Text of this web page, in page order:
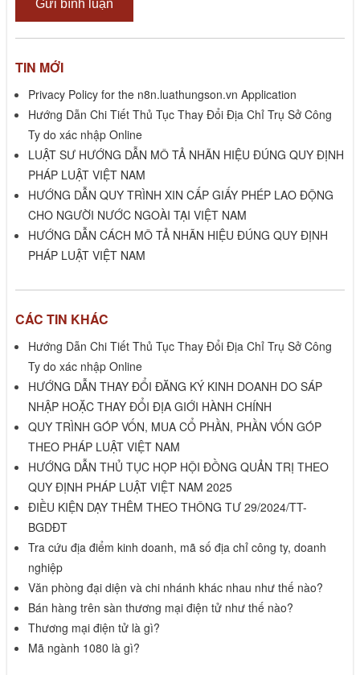
TIN MỚI
Privacy Policy for the n8n.luathungson.vn Application
Hướng Dẫn Chi Tiết Thủ Tục Thay Đổi Địa Chỉ Trụ Sở Công
Ty do xác nhập Online
LUẬT SƯ HƯỚNG DẪN MÔ TẢ NHÃN HIỆU ĐÚNG QUY ĐỊNH
PHÁP LUẬT VIỆT NAM
HƯỚNG DẪN QUY TRÌNH XIN CẤP GIẤY PHÉP LAO ĐỘNG
CHO NGƯỜI NƯỚC NGOÀI TẠI VIỆT NAM
HƯỚNG DẪN CÁCH MÔ TẢ NHÃN HIỆU ĐÚNG QUY ĐỊNH
PHÁP LUẬT VIỆT NAM
CÁC TIN KHÁC
Hướng Dẫn Chi Tiết Thủ Tục Thay Đổi Địa Chỉ Trụ Sở Công
Ty do xác nhập Online
HƯỚNG DẪN THAY ĐỔI ĐĂNG KÝ KINH DOANH DO SÁP
NHẬP HOẶC THAY ĐỔI ĐỊA GIỚI HÀNH CHÍNH
QUY TRÌNH GÓP VỐN, MUA CỔ PHẦN, PHẦN VỐN GÓP
THEO PHÁP LUẬT VIỆT NAM
HƯỚNG DẪN THỦ TỤC HỌP HỘI ĐỒNG QUẢN TRỊ THEO
QUY ĐỊNH PHÁP LUẬT VIỆT NAM 2025
ĐIỀU KIỆN DẠY THÊM THEO THÔNG TƯ 29/2024/TT-
BGDĐT
Tra cứu địa điểm kinh doanh, mã số địa chỉ công ty, doanh
nghiệp
Văn phòng đại diện và chi nhánh khác nhau như thế nào?
Bán hàng trên sàn thương mại điện tử như thế nào?
Thương mại điện tử là gì?
Mã ngành 1080 là gì?